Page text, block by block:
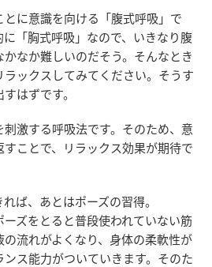
に意識を向ける「腹式呼吸」で
「胸式呼吸」なので、いきなり腹
なか難しいのだそう。そんなとき
ックスしてみてください。そうす
はずです。
激する呼吸法です。そのため、意
ことで、リラックス効果が期待で
ば、あとはポーズの習得。
ズをとると普段使われていない筋
流れがよくなり、身体の柔軟性が
ス能力がついていきます。そのた